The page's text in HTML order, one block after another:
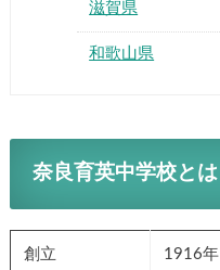
滋賀県
和歌山県
奈良育英中学校とは
創立 1916年